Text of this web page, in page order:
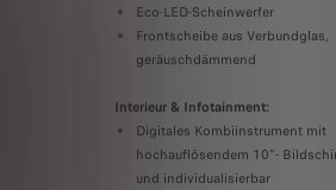
Eco-LED-Scheinwerfer
Frontscheibe aus Verbundglas,
geräuschdämmend
Interieur & Infotainment:
Digitales Kombiinstrument mit
hochauflösendem 10"-
und individualisierbar